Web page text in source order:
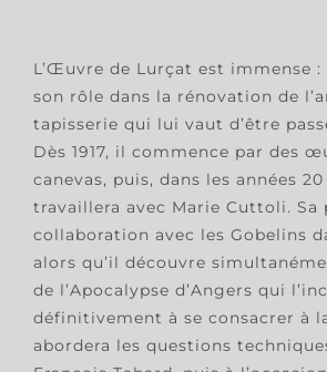
L’Œuvre de Lurçat est immense :
son rôle dans la rénovation de
tapisserie qui lui vaut d’être
Dès 1917, il commence par des
canevas, puis, dans les années
travaillera avec Marie Cuttoli. Sa
collaboration avec les Gobelins
alors qu’il découvre
de l’Apocalypse d’Angers qui
définitivement à se consacrer à
abordera les questions